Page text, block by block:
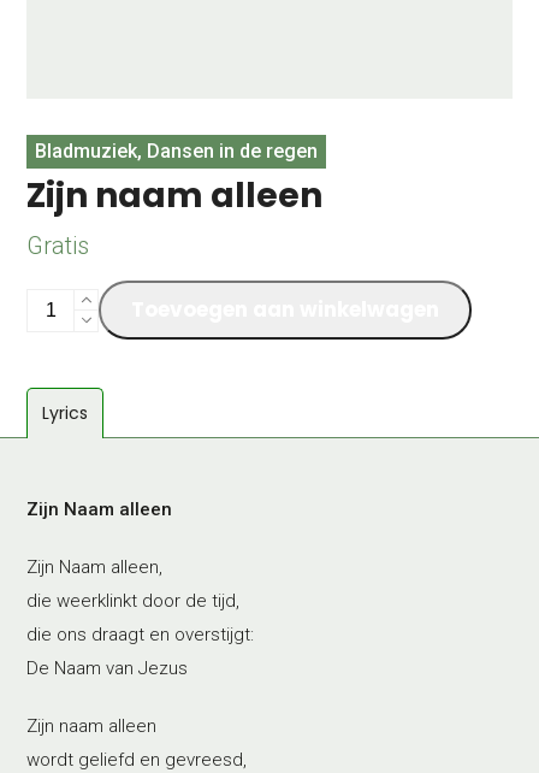
Bladmuziek, Dansen in de regen
Zijn naam alleen
Gratis
Zijn
aantal
Lyrics
Zijn Naam alleen
Zijn Naam alleen,
die weerklinkt door de tijd,
die ons draagt en overstijgt:
De Naam van Jezus
Zijn naam alleen
wordt geliefd en gevreesd,